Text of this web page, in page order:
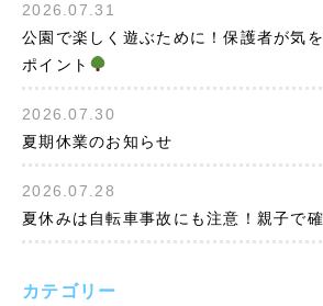
2026.07.31
公園で楽しく遊ぶために！保護者が気
ポイント
2026.07.30
夏期休業のお知らせ
2026.07.28
夏休みは自転車事故にも注意！親子で
カテゴリー